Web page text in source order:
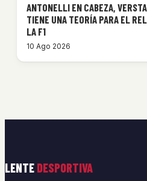
ANTONELLI EN CABEZA,
TIENE UNA TEORÍA PARA EL
LA F1
10 Ago 2026
LENTE DESPORTIVA